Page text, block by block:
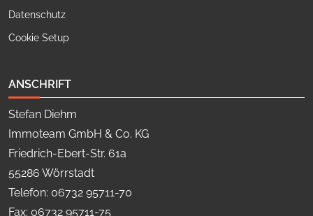
Datenschutz
Cookie Setup
ANSCHRIFT
Stefan Diehm
Immoteam GmbH & Co. KG
Friedrich-Ebert-Str. 61a
55286 Wörrstadt
Telefon: 06732 95711-70
Fax: 06732 95711-75